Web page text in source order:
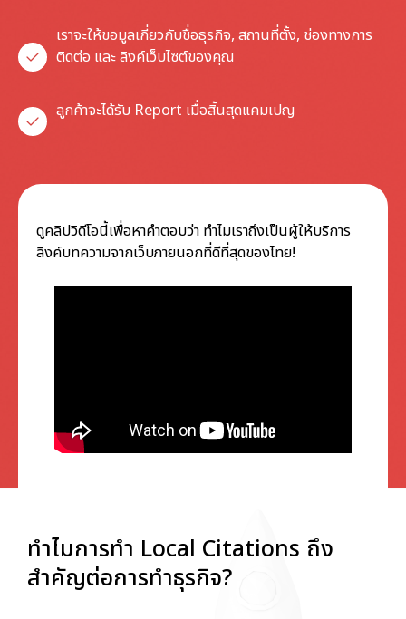
เราจะให้ขอมูลเกี่ยวกับชื่อธุรกิจ, สถานที่ตั้ง, ช่องทางการ
ติดต่อ และ ลิงค์เว็บไซต์ของคุณ
ลูกค้าจะได้รับ Report เมื่อสิ้นสุดแคมเปญ
ดูคลิปวิดีโอนี้เพื่อหาคำตอบว่า ทำไมเราถึงเป็นผู้ให้บริการ
ลิงค์บทความจากเว็บภายนอกที่ดีที่สุดของไทย!
ทำไมการทำ Local Citations ถึง
สำคัญต่อการทำธุรกิจ?